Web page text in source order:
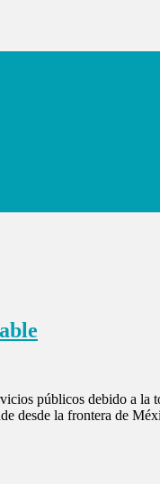
públicos debido a
desde la frontera de